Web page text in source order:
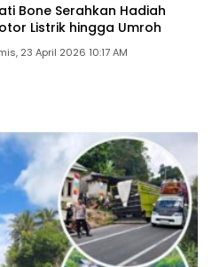
Bone Serahkan Hadiah
Listrik hingga Umroh
23 April 2026 10:17 AM